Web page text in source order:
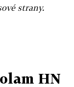
strany.
HN